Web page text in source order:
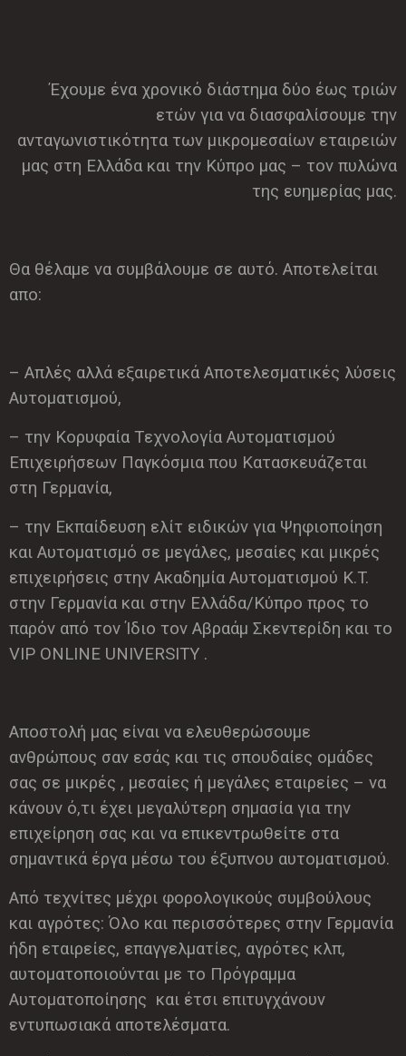
Έχουμε ένα χρονικό διάστημα δύο έως τριών
ετών για να διασφαλίσουμε την
ανταγωνιστικότητα των μικρομεσαίων εταιρειών
μας στη Ελλάδα και την Κύπρο μας – τον πυλώνα
της ευημερίας μας.
Θα θέλαμε να συμβάλουμε σε αυτό. Αποτελείται
απο:
– Aπλές αλλά εξαιρετικά Aποτελεσματικές λύσεις
Aυτοματισμού,
– την Kορυφαία Tεχνολογία Aυτοματισμού
Eπιχειρήσεων Παγκόσμια που Κατασκευάζεται
στη Γερμανία,
– την Εκπαίδευση ελίτ ειδικών για Ψηφιοποίηση
και Αυτοματισμό σε μεγάλες, μεσαίες και μικρές
επιχειρήσεις στην Ακαδημία Αυτοματισμού K.T.
στην Γερμανία και στην Ελλάδα/Κύπρο προς το
παρόν από τον Ίδιο τον Αβραάμ Σκεντερίδη και το
VIP ONLINE UNIVERSITY .
Αποστολή μας είναι να ελευθερώσουμε
ανθρώπους σαν εσάς και τις σπουδαίες ομάδες
σας σε μικρές , μεσαίες ή μεγάλες εταιρείες – να
κάνουν ό,τι έχει μεγαλύτερη σημασία για την
επιχείρηση σας και να επικεντρωθείτε στα
σημαντικά έργα μέσω του έξυπνου αυτοματισμού.
Από τεχνίτες μέχρι φορολογικούς συμβούλους
και αγρότες: Όλο και περισσότερες στην Γερμανία
ήδη εταιρείες, επαγγελματίες, αγρότες κλπ,
αυτοματοποιούνται με το Πρόγραμμα
Αυτοματοποίησης και έτσι επιτυγχάνουν
εντυπωσιακά αποτελέσματα.